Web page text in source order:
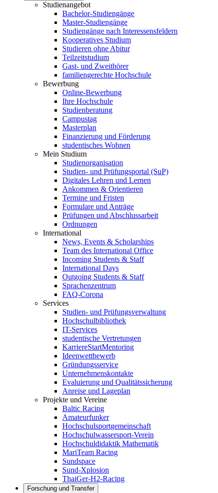
Studienangebot
Bachelor-Studiengänge
Master-Studiengänge
Studiengänge nach Interessensfeldern
Kooperatives Studium
Studieren ohne Abitur
Teilzeitstudium
Gast- und Zweithörer
familiengerechte Hochschule
Bewerbung
Online-Bewerbung
Ihre Hochschule
Studienberatung
Campustag
Masterplan
Finanzierung und Förderung
studentisches Wohnen
Mein Studium
Studienorganisation
Studien- und Prüfungsportal (SuP)
Digitales Lehren und Lernen
Ankommen & Orientieren
Termine und Fristen
Formulare und Anträge
Prüfungen und Abschlussarbeit
Ordnungen
International
News, Events & Scholarships
Team des International Office
Incoming Students & Staff
International Days
Outgoing Students & Staff
Sprachenzentrum
FAQ-Corona
Services
Studien- und Prüfungsverwaltung
Hochschulbibliothek
IT-Services
studentische Vertretungen
KarriereStartMentoring
Ideenwettbewerb
Gründungsservice
Unternehmenskontakte
Evaluierung und Qualitätssicherung
Anreise und Lageplan
Projekte und Vereine
Baltic Racing
Amateurfunker
Hochschulsportgemeinschaft
Hochschulwassersport-Verein
Hochschuldidaktik Mathematik
MariTeam Racing
Sundspace
Sund-Xplosion
ThaiGer-H2-Racing
Forschung und Transfer